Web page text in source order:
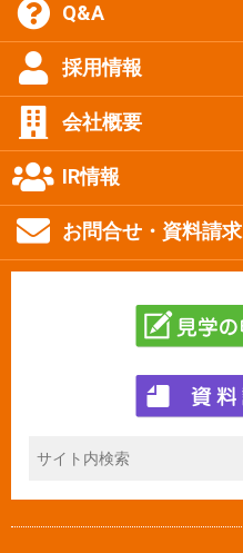
Q&A
採用情報
会社概要
IR情報
お問合せ・資料請求